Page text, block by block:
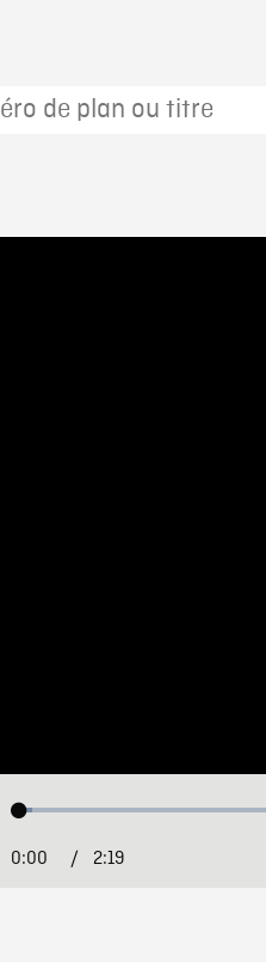
Loaded:
Current
0:00 / 2:19